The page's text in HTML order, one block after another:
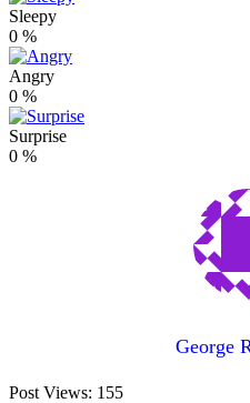
Sleepy
0 %
Angry
0 %
Surprise
0 %
George
Post Views: 155